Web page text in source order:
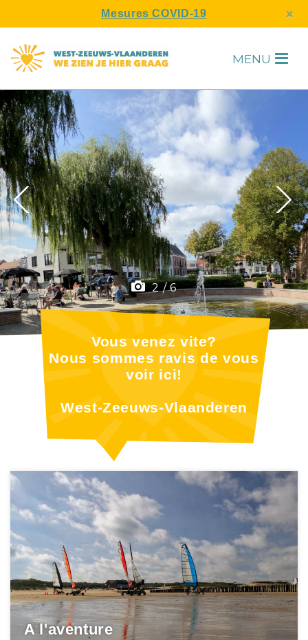
Mesures COVID-19 ×
MENU H
F 2/6
Vous venez vite?
Nous sommes ravis de vous
voir ici!
West-Zeeuws-Vlaanderen
A l'aventure